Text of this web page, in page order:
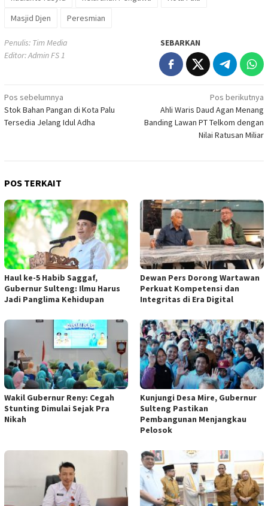
Masjid Djen
Peresmian
Penulis: Tim Media
Editor: Admin FS 1
SEBARKAN
Navigasi
pos
Pos sebelumnya
Stok Bahan Pangan di Kota Palu
Tersedia Jelang Idul Adha
Pos berikutnya
Ahli Waris Daud Agan Menang
Banding Lawan PT Telkom dengan
Nilai Ratusan Miliar
POS TERKAIT
Haul ke-5 Habib Saggaf,
Gubernur Sulteng: Ilmu Harus
Jadi Panglima Kehidupan
Dewan Pers Dorong Wartawan
Perkuat Kompetensi dan
Integritas di Era Digital
Wakil Gubernur Reny: Cegah
Stunting Dimulai Sejak Pra
Nikah
Kunjungi Desa Mire, Gubernur
Sulteng Pastikan
Pembangunan Menjangkau
Pelosok